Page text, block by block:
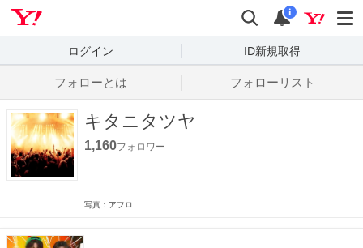
検索
通知
i
ログイン ID新規取得
フォローとは フォローリスト
キタニタツヤ
1,160フォロワー
写真：アフロ